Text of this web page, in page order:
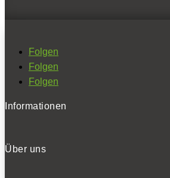
Folgen
Folgen
Folgen
Informationen
Über uns